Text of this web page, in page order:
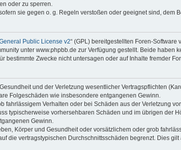
oder zu sperren.
sie gegen o. g. Regeln verstoßen oder geeignet sind, dem
Public License v2“ (GPL) bereitgestellten Foren-
unter www.phpbb.de zur Verfügung gestellt. Beide haben
Zwecke nicht untersagen oder auf Inhalte fremder
und der Verletzung wesentlicher Vertragspflichten
Folgeschäden wie insbesondere entgangenen Gewinn.
Verhalten oder bei Schäden aus der Verletzung
typischerweise vorhersehbaren Schäden und im übrigen der
Gewinn.
Körper und Gesundheit oder vorsätzlichem oder grob
die vertragstypischen Durchschnittsschäden begrenzt. Dies